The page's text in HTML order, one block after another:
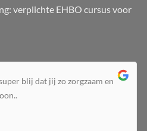
verplichte EHBO cursus voor
blij dat jij zo zorgzaam en